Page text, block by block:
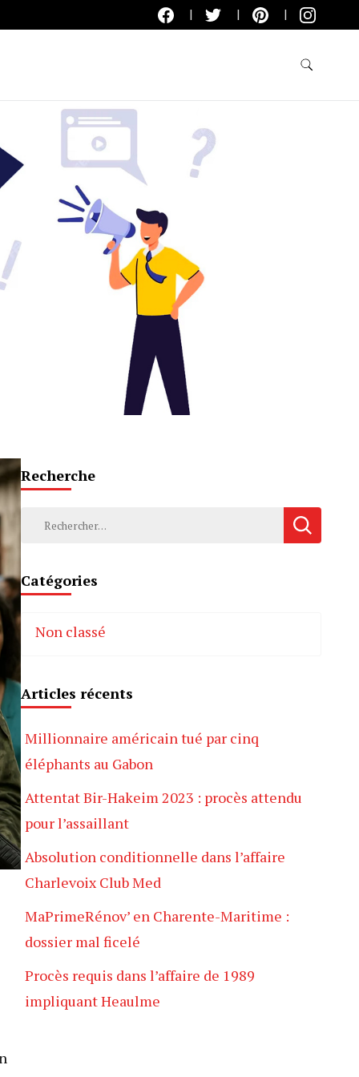
Recherche
Rechercher :
Catégories
Non classé
Articles récents
Millionnaire américain tué par cinq
éléphants au Gabon
Attentat Bir-Hakeim 2023 : procès attendu
pour l’assaillant
Absolution conditionnelle dans l’affaire
Charlevoix Club Med
MaPrimeRénov’ en Charente-Maritime :
dossier mal ficelé
Procès requis dans l’affaire de 1989
impliquant Heaulme